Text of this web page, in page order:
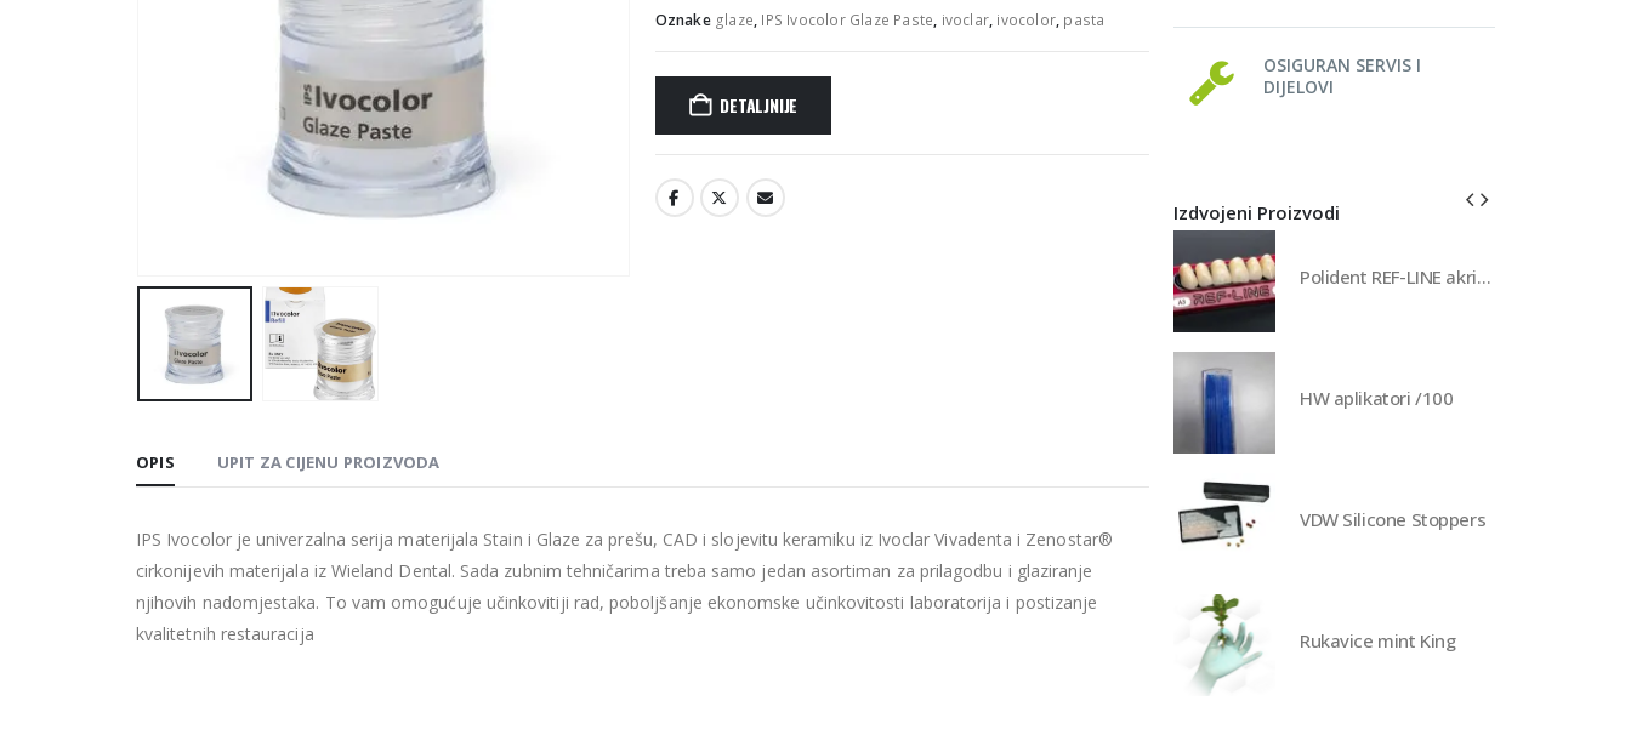
Oznake glaze, IPS Ivocolor Glaze Paste, ivoclar, ivocolor, pasta
DETALJNIJE
OPIS UPIT ZA CIJENU PROIZVODA
IPS Ivocolor je univerzalna serija materijala Stain i Glaze za prešu, CAD i slojevitu keramiku iz Ivoclar Vivadenta i Zenostar®
cirkonijevih materijala iz Wieland Dental. Sada zubnim tehničarima treba samo jedan asortiman za prilagodbu i glaziranje
njihovih nadomjestaka. To vam omogućuje učinkovitiji rad, poboljšanje ekonomske učinkovitosti laboratorija i postizanje
kvalitetnih restauracija
OSIGURAN SERVIS I
DIJELOVI
Izdvojeni Proizvodi
Polident REF-LINE akrilni zubi
HW aplikatori /100
VDW Silicone Stoppers
Rukavice mint King